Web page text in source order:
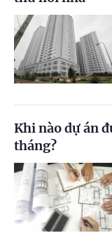
Khi nào dự án
tháng?